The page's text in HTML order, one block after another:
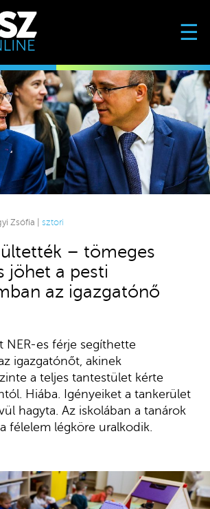
☰
Zsófia | sztori
– tömeges
jöhet a pesti
az igazgatónő
NER-es férje segíthette
igazgatónőt, akinek
a teljes tantestület kérte
Hiába. Igényeiket a tankerület
hagyta. Az iskolában a tanárok
félelem légköre uralkodik.